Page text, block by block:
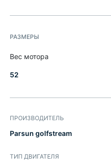
РАЗМЕРЫ
Вес мотора
52
ПРОИЗВОДИТЕЛЬ
Parsun golfstream
ТИП ДВИГАТЕЛЯ